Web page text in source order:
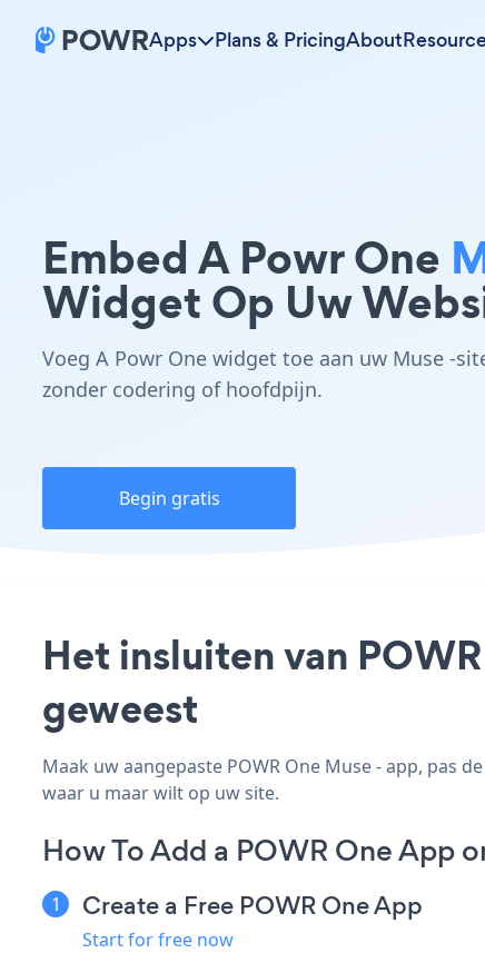
Apps Plans & PricingAbout
Embed A Powr One
Widget Op Uw
Voeg A Powr One widget toe aan uw Muse -
zonder codering of hoofdpijn.
Begin gratis
Het insluiten van
geweest
Maak uw aangepaste POWR One Muse - app, pas
waar u maar wilt op uw site.
How To Add a POWR One App
Create a Free POWR One App
Start for free now